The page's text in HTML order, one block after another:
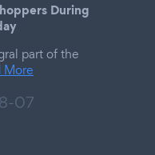
During
part of the
More
07